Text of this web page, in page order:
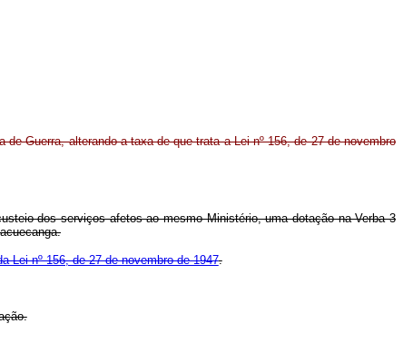
de Guerra, alterando a taxa de que trata a Lei nº 156, de 27 de novembro
dos serviços afetos ao mesmo Ministério, uma dotação na Verba 3
Lei nº 156, de 27 de novembro de 1947.